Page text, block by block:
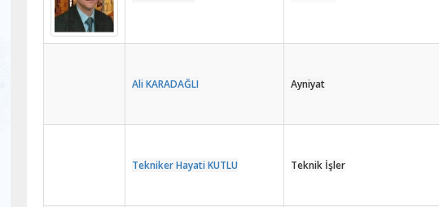
Ali KARADAĞLI Ayniyat
Tekniker Hayati KUTLU Teknik İşler